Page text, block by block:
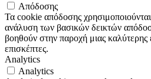
Απόδοσης
Τα cookie απόδοσης
ανάλυση των βασικών δεικτών
βοηθούν στην παροχή μιας καλύτερης
επισκέπτες.
Analytics
Analytics